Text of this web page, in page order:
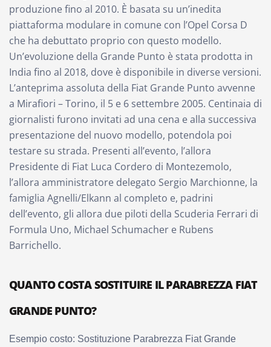
produzione fino al 2010. È basata su un’inedita
piattaforma modulare in comune con l’Opel Corsa D
che ha debuttato proprio con questo modello.
Un’evoluzione della Grande Punto è stata prodotta in
India fino al 2018, dove è disponibile in diverse versioni.
L’anteprima assoluta della Fiat Grande Punto avvenne
a Mirafiori – Torino, il 5 e 6 settembre 2005. Centinaia di
giornalisti furono invitati ad una cena e alla successiva
presentazione del nuovo modello, potendola poi
testare su strada. Presenti all’evento, l’allora
Presidente di Fiat Luca Cordero di Montezemolo,
l’allora amministratore delegato Sergio Marchionne, la
famiglia Agnelli/Elkann al completo e, padrini
dell’evento, gli allora due piloti della Scuderia Ferrari di
Formula Uno, Michael Schumacher e Rubens
Barrichello.
QUANTO COSTA SOSTITUIRE IL PARABREZZA FIAT
GRANDE PUNTO?
Esempio costo: Sostituzione Parabrezza Fiat Grande